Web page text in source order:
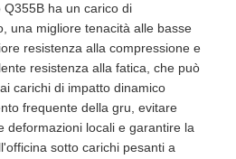
ha un carico di
una migliore tenacità alle basse
resistenza alla compressione e
resistenza alla fatica, che può
carichi di impatto dinamico
frequente della gru, evitare
deformazioni locali e garantire la
sotto carichi pesanti a